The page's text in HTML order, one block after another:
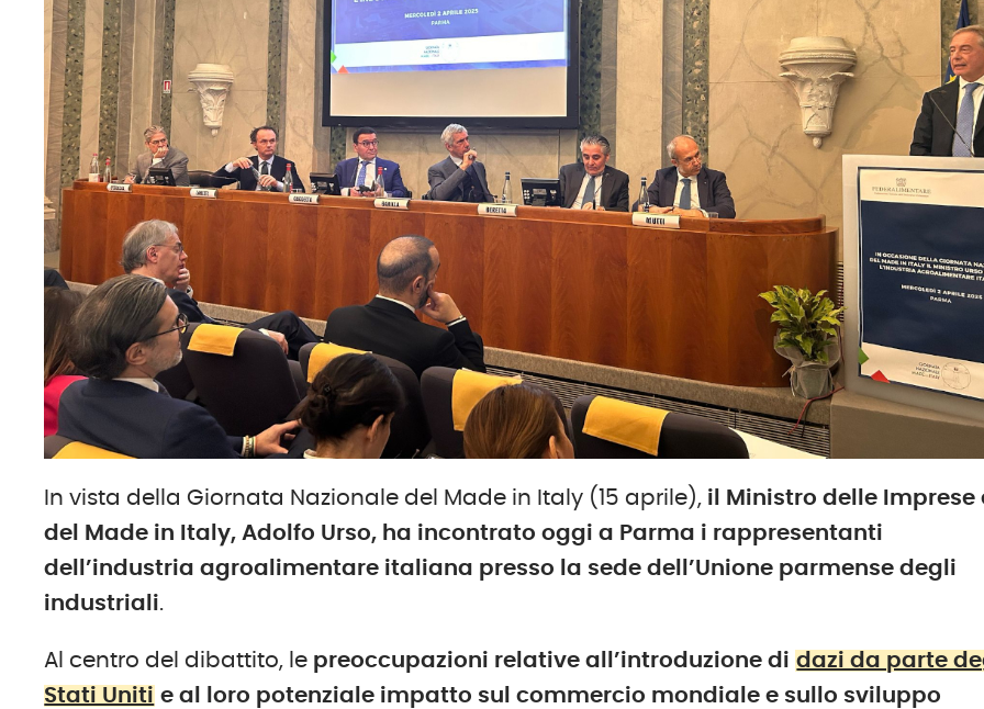
In vista della Giornata Nazionale del Made in Italy (15 aprile), il Ministro delle Imprese
del Made in Italy, Adolfo Urso, ha incontratooggia Parma i rappresentanti
dell’industria agroalimentare italiana presso la sede dell’Unione parmense degli
industriali.
Al centro del dibattito, le preoccupazioni relative all’introduzione di dazi da parte
Stati Uniti e al loro potenziale impatto sul commercio mondiale e sullo sviluppo